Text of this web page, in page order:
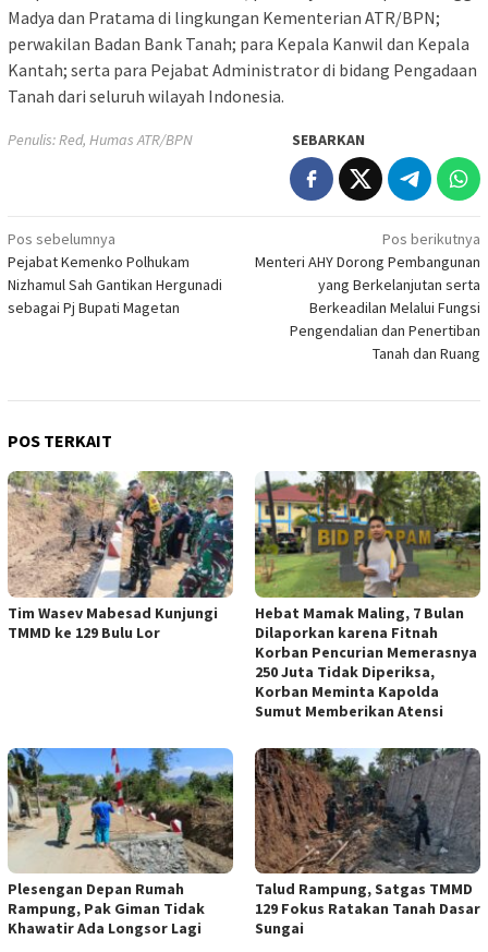
Madya dan Pratama di lingkungan Kementerian ATR/BPN;
perwakilan Badan Bank Tanah; para Kepala Kanwil dan Kepala
Kantah; serta para Pejabat Administrator di bidang Pengadaan
Tanah dari seluruh wilayah Indonesia.
Penulis: Red, Humas ATR/BPN SEBARKAN
Navigasi
pos
Pos sebelumnya
Pejabat Kemenko Polhukam
Nizhamul Sah Gantikan Hergunadi
sebagai Pj Bupati Magetan
Pos berikutnya
Menteri AHY Dorong Pembangunan
yang Berkelanjutan serta
Berkeadilan Melalui Fungsi
Pengendalian dan Penertiban
Tanah dan Ruang
POS TERKAIT
Tim Wasev Mabesad Kunjungi
TMMD ke 129 Bulu Lor
Hebat Mamak Maling, 7 Bulan
Dilaporkan karena Fitnah
Korban Pencurian Memerasnya
250 Juta Tidak Diperiksa,
Korban Meminta Kapolda
Sumut Memberikan Atensi
Plesengan Depan Rumah
Rampung, Pak Giman Tidak
Khawatir Ada Longsor Lagi
Talud Rampung, Satgas TMMD
129 Fokus Ratakan Tanah Dasar
Sungai